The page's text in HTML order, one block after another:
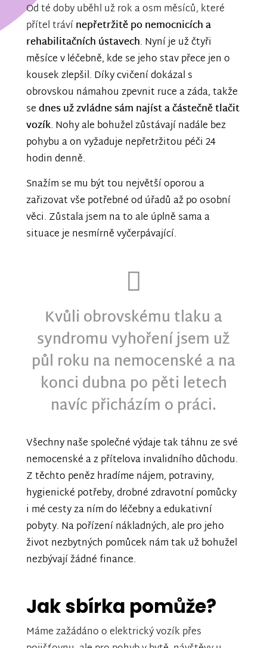
Od té doby uběhl už rok a osm měsíců, které
přítel trávínepřetržitě po nemocnicích a
rehabilitačních ústavech. Nyní je už čtyři
měsíce v léčebně, kde se jeho stav přece jen o
kousek zlepšil. Díky cvičení dokázal s
obrovskou námahou zpevnit ruce a záda, takže
sednes už zvládne sám najíst ačástečně tlačit
vozík. Nohy ale bohužel zůstávají nadále bez
pohybu a on vyžaduje nepřetržitou péči 24
hodin denně.
Snažím se mu být tou největší oporou a
zařizovat vše potřebné od úřadů až po osobní
věci. Zůstala jsem na to ale úplně sama a
situace je nesmírně vyčerpávající.
Kvůli obrovskému tlaku a
syndromu vyhoření jsem už
půl roku na nemocenské a na
konci dubna po pěti letech
navíc přicházím o práci.
Všechny naše společné výdaje tak táhnu ze své
nemocenské a z přítelova invalidního důchodu.
Z těchto peněz hradíme nájem, potraviny,
hygienické potřeby, drobné zdravotní pomůcky
i mé cesty za ním do léčebny a edukativní
pobyty. Na pořízení nákladných, ale pro jeho
život nezbytných pomůcek nám tak už bohužel
nezbývají žádné finance.
Jak sbírka pomůže?
Máme zažádáno o elektrický vozík přes